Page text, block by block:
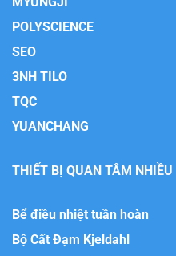
POLYSCIENCE
SEO
3NH TILO
TQC
YUANCHANG
THIẾT BỊ QUAN TÂM NHIỀU
Bể điều nhiệt tuần hoàn
Bộ Cất Đạm Kjeldahl